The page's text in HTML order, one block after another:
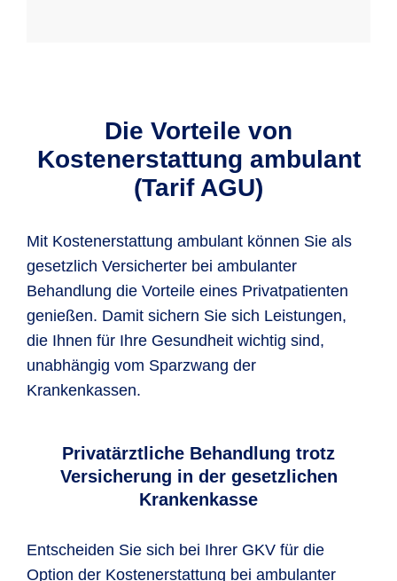
Die Vorteile von
Kostenerstattung ambulant
(Tarif AGU)
Mit Kostenerstattung ambulant können Sie als
gesetzlich Versicherter bei ambulanter
Behandlung die Vorteile eines Privatpatienten
genießen. Damit sichern Sie sich Leistungen,
die Ihnen für Ihre Gesundheit wichtig sind,
unabhängig vom Sparzwang der
Krankenkassen.
Privatärztliche Behandlung trotz
Versicherung in der gesetzlichen
Krankenkasse
Entscheiden Sie sich bei Ihrer GKV für die
Option der Kostenerstattung bei ambulanter